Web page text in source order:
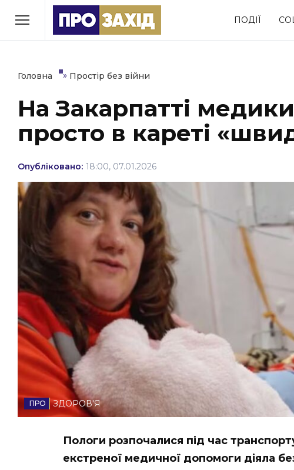
ПОДІЇ
РУБРИКИ
Економіка
Політика Соціум
Втрачений Ужгород
(відеоверсія)
ЗАКАРПАТСЬКІ НОВИНИ
НОВИНИ ЗАХІДНОЇ УКРАЇНИ
ФОТО
ВІДЕО
Головна » Простір без війни
На Закарпатті
просто в кареті
Опубліковано: 18:00, 07.01.2026
ЗДОРОВ'Я
Пологи розпочалися під час
екстреної медичної допомоги діяла